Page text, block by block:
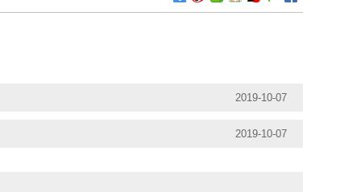
2019-10-07
2019-10-07